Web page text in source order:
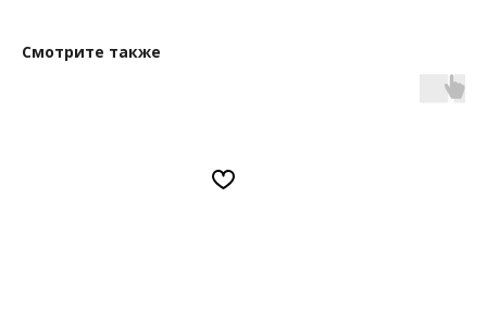
Смотрите также